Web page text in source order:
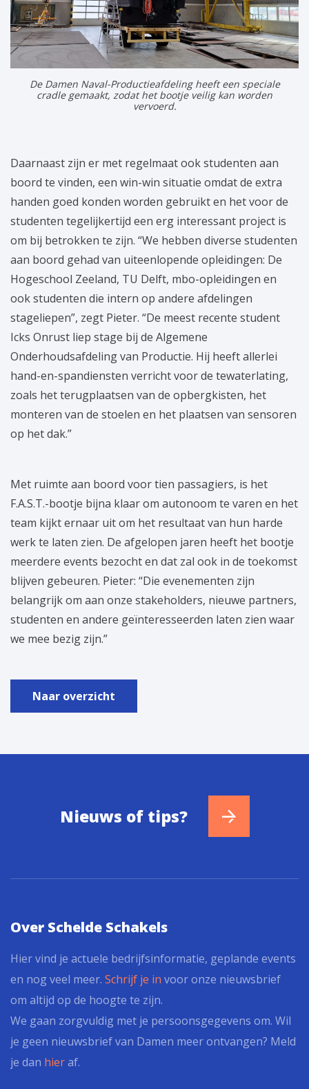
De Damen Naval-Productieafdeling heeft een speciale
cradle gemaakt, zodat het bootje veilig kan worden
vervoerd.
Daarnaast zijn er met regelmaat ook studenten aan
boord te vinden, een win-win situatie omdat de extra
handen goed konden worden gebruikt en het voor de
studenten tegelijkertijd een erg interessant project is
om bij betrokken te zijn. “We hebben diverse studenten
aan boord gehad van uiteenlopende opleidingen: De
Hogeschool Zeeland, TU Delft, mbo-opleidingen en
ook studenten die intern op andere afdelingen
stageliepen”, zegt Pieter. “De meest recente student
Icks Onrust liep stage bij de Algemene
Onderhoudsafdeling van Productie. Hij heeft allerlei
hand-en-spandiensten verricht voor de tewaterlating,
zoals het terugplaatsen van de opbergkisten, het
monteren van de stoelen en het plaatsen van sensoren
op het dak.”
Met ruimte aan boord voor tien passagiers, is het
F.A.S.T.-bootje bijna klaar om autonoom te varen en het
team kijkt ernaar uit om het resultaat van hun harde
werk te laten zien. De afgelopen jaren heeft het bootje
meerdere events bezocht en dat zal ook in de toekomst
blijven gebeuren. Pieter: “Die evenementen zijn
belangrijk om aan onze stakeholders, nieuwe partners,
studenten en andere geïnteresseerden laten zien waar
we mee bezig zijn.”
Naar overzicht
Nieuws of tips?
Over Schelde Schakels
Hier vind je actuele bedrijfsinformatie, geplande events
en nog veel meer. Schrijf je in voor onze nieuwsbrief
om altijd op de hoogte te zijn.
We gaan zorgvuldig met je persoonsgegevens om. Wil
je geen nieuwsbrief van Damen meer ontvangen? Meld
je dan hieraf.